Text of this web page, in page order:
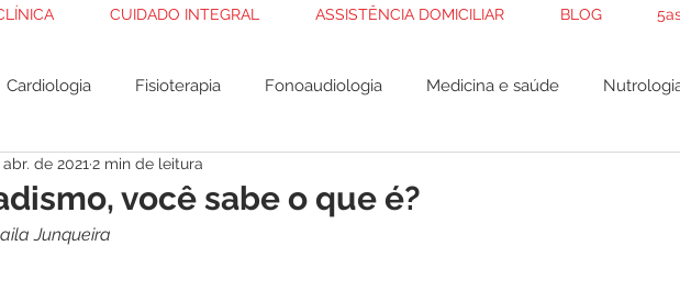
CUIDADO INTEGRAL ASSISTÊNCIA DOMICILIAR BLOG
Cardiologia Fisioterapia Fonoaudiologia Medicina e saúde
Gastroenterologia Ortopedia
você sabe o que é?
de 2021 2 min de leitura
Junqueira